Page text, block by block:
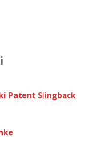
Patent Slingback